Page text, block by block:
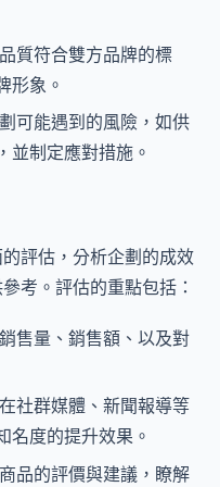
質符合雙方品牌的標
形象。
可能遇到的風險，如供
並制定應對措施。
評估，分析企劃的成效
考。評估的重點包括：
售量、銷售額、以及對
社群媒體、新聞報導等
名度的提升效果。
品的評價與建議，瞭解